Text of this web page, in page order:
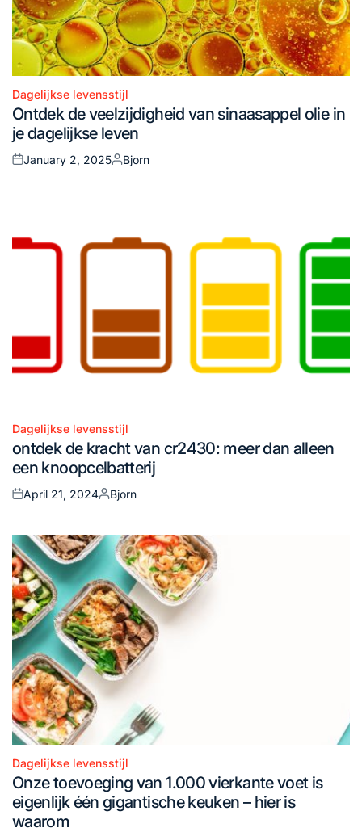
Posted
in
Dagelijkse levensstijl
Ontdek de veelzijdigheid van sinaasappel olie in
je dagelijkse leven
Posted
January 2, 2025
Posted
Bjorn
Posted
in
Dagelijkse levensstijl
ontdek de kracht van cr2430: meer dan alleen
een knoopcelbatterij
Posted
April 21, 2024
Posted
Bjorn
Posted
in
Dagelijkse levensstijl
Onze toevoeging van 1.000 vierkante voet is
eigenlijk één gigantische keuken – hier is
waarom